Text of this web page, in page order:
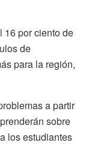
16 por ciento de
de
para la región,
a partir
sobre
los estudiantes